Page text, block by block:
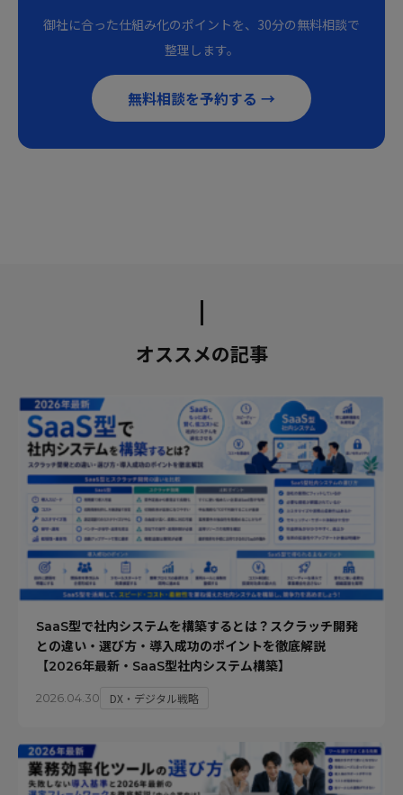
御社に合った仕組み化のポイントを、30分の無料相談で
整理します。
無料相談を予約する →
オススメの記事
SaaS型で社内システムを構築するとは？スクラッチ開発
との違い・選び方・導入成功のポイントを徹底解説
【2026年最新・SaaS型社内システム構築】
2026.04.30 DX・デジタル戦略